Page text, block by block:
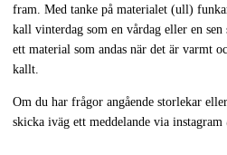
fram. Med tanke på materialet (ull)
kall vinterdag som en vårdag eller en
ett material som andas när det är varmt
kallt.
Om du har frågor angående storlekar
skicka iväg ett meddelande via instagram